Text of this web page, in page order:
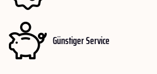
Günstiger Service